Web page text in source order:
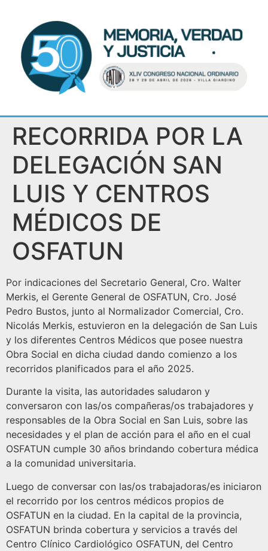
RECORRIDA POR LA
DELEGACIÓN SAN
LUIS Y CENTROS
MÉDICOS DE
OSFATUN
Por indicaciones del Secretario General, Cro. Walter
Merkis, el Gerente General de OSFATUN, Cro. José
Pedro Bustos, junto al Normalizador Comercial, Cro.
Nicolás Merkis, estuvieron en la delegación de San Luis
y los diferentes Centros Médicos que posee nuestra
Obra Social en dicha ciudad dando comienzo a los
recorridos planificados para el año 2025.
Durante la visita, las autoridades saludaron y
conversaron con las/os compañeras/os trabajadores y
responsables de la Obra Social en San Luis, sobre las
necesidades y el plan de acción para el año en el cual
OSFATUN cumple 30 años brindando cobertura médica
a la comunidad universitaria.
Luego de conversar con las/os trabajadoras/es iniciaron
el recorrido por los centros médicos propios de
OSFATUN en la ciudad. En la capital de la provincia,
OSFATUN brinda cobertura y servicios a través del
Centro Clínico Cardiológico OSFATUN, del Centro